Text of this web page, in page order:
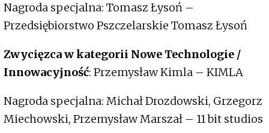
Nagroda specjalna: Tomasz Łysoń –
Przedsiębiorstwo Pszczelarskie Tomasz Łysoń
Zwycięzca w kategorii Nowe Technologie /
Innowacyjność: Przemysław Kimla – KIMLA
Nagroda specjalna: Michał Drozdowski, Grzegorz
Miechowski, Przemysław Marszał – 11 bit studios